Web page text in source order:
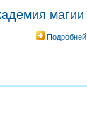
магии
Подробней